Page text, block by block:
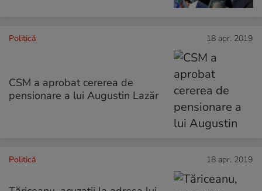
Politică 18 apr. 2019
CSM a aprobat cererea de
pensionare a lui Augustin Lazăr
Politică 18 apr. 2019